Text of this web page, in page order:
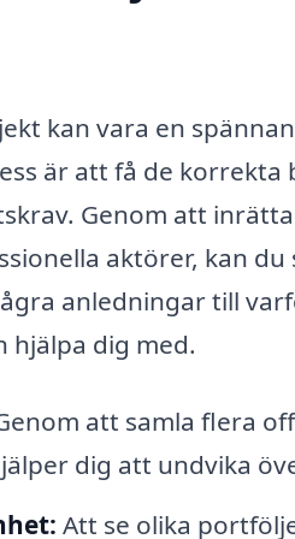
kan vara en
är att få de
Genom att
aktörer, kan
anledningar till
hjälpa dig med.
att samla flera
dig att undvika
Att se olika